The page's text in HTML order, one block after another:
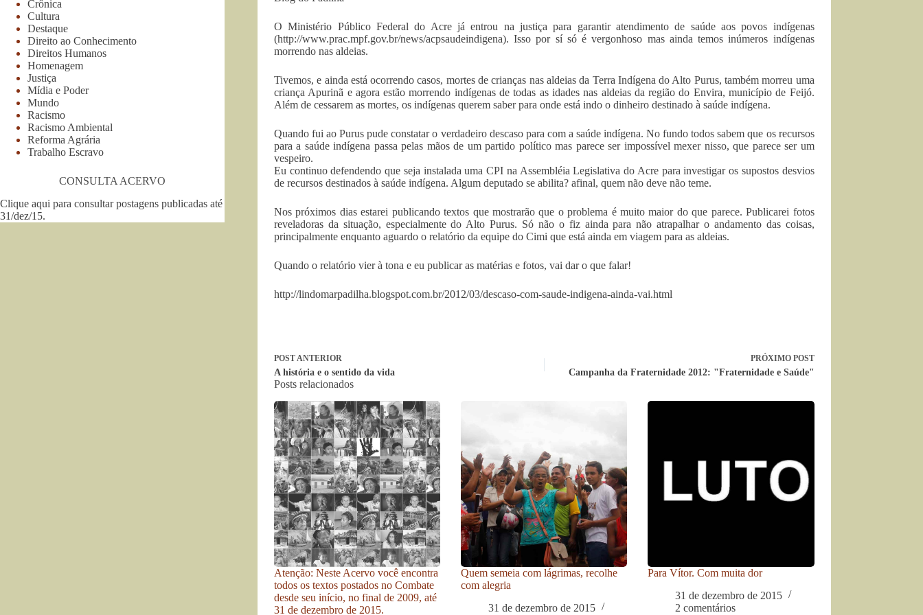
O Ministério Público Federal do Acre já entrou na justiça para garantir atendimento de saúde aos povos indígenas
(http://www.prac.mpf.gov.br/news/acpsaudeindigena). Isso por sí só é vergonhoso mas ainda temos inúmeros indígenas
morrendo nas aldeias.
Tivemos, e ainda está ocorrendo casos, mortes de crianças nas aldeias da Terra Indígena do Alto Purus, também morreu uma
criança Apurinã e agora estão morrendo indígenas de todas as idades nas aldeias da região do Envira, município de Feijó.
Além de cessarem as mortes, os indígenas querem saber para onde está indo o dinheiro destinado à saúde indígena.
Quando fui ao Purus pude constatar o verdadeiro descaso para com a saúde indígena. No fundo todos sabem que os recursos
para a saúde indígena passa pelas mãos de um partido político mas parece ser impossível mexer nisso, que parece ser um
vespeiro.
Eu continuo defendendo que seja instalada uma CPI na Assembléia Legislativa do Acre para investigar os supostos desvios
de recursos destinados à saúde indígena. Algum deputado se abilita? afinal, quem não deve não teme.
Nos próximos dias estarei publicando textos que mostrarão que o problema é muito maior do que parece. Publicarei fotos
reveladoras da situação, especialmente do Alto Purus. Só não o fiz ainda para não atrapalhar o andamento das coisas,
principalmente enquanto aguardo o relatório da equipe do Cimi que está ainda em viagem para as aldeias.
Quando o relatório vier à tona e eu publicar as matérias e fotos, vai dar o que falar!
http://lindomarpadilha.blogspot.com.br/2012/03/descaso-com-saude-indigena-ainda-vai.html
POSTANTERIOR
A história e o sentido da vida
PRÓXIMO POST
Campanha da Fraternidade 2012: "Fraternidade e Saúde"
Posts relacionados
Atenção: Neste Acervo você encontra
todos os textos postados no Combate
desde seu início, no final de 2009, até
31 de dezembro de 2015.
Quem semeia com lágrimas, recolhe
com alegria
31 de dezembro de 2015
Para Vítor. Com muita dor
31 de dezembro de 2015
2 comentários
Crônica
Cultura
Destaque
Direito ao Conhecimento
Direitos Humanos
Homenagem
Justiça
Mídia e Poder
Mundo
Racismo
Racismo Ambiental
Reforma Agrária
Trabalho Escravo
CONSULTA ACERVO
Clique aqui para consultar postagens publicadas até
31/dez/15.